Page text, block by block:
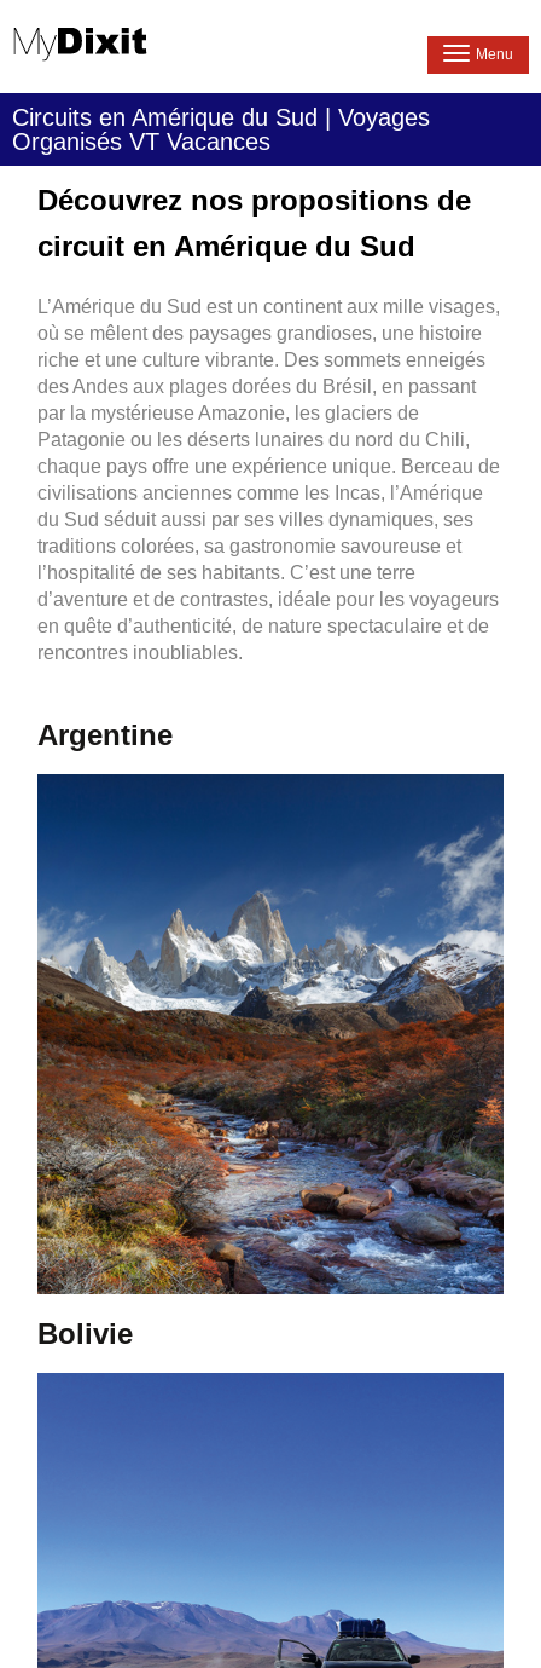
Menu
Circuits en Amérique du Sud | Voyages
Organisés VT Vacances
Découvrez nos propositions de
circuit en Amérique du Sud
L’Amérique du Sud est un continent aux mille visages,
où se mêlent des paysages grandioses, une histoire
riche et une culture vibrante. Des sommets enneigés
des Andes aux plages dorées du Brésil, en passant
par la mystérieuse Amazonie, les glaciers de
Patagonie ou les déserts lunaires du nord du Chili,
chaque pays offre une expérience unique. Berceau de
civilisations anciennes comme les Incas, l’Amérique
du Sud séduit aussi par ses villes dynamiques, ses
traditions colorées, sa gastronomie savoureuse et
l’hospitalité de ses habitants. C’est une terre
d’aventure et de contrastes, idéale pour les voyageurs
en quête d’authenticité, de nature spectaculaire et de
rencontres inoubliables.
Argentine
Bolivie